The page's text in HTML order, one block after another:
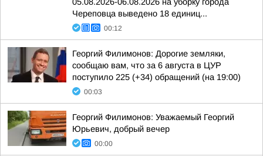
Череповца выведено 18 единиц...
00:12
Георгий Филимонов: Дорогие земляки,
сообщаю вам, что за 6 августа в ЦУР
поступило 225 (+34) обращений (на 19:00)
00:03
Георгий Филимонов: Уважаемый Георгий
Юрьевич, добрый вечер
00:00